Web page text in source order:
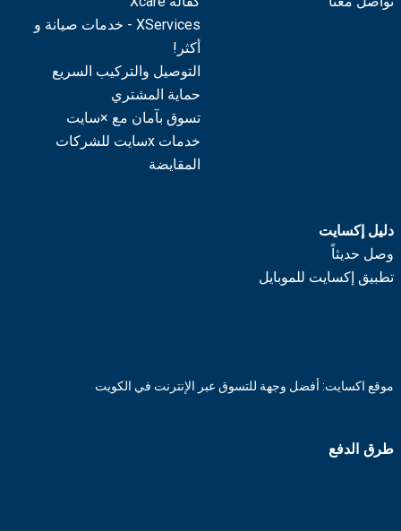
XServices - خدمات صيانة و
أكثر!
التوصيل والتركيب السريع
حماية المشتري
تسوق بآمان مع ×سايت
خدمات xسايت للشركات
المقايضة
دليل إكسايت
وصل حديثاً
تطبيق إكسايت للموبايل
موقع اكسايت: أفضل وجهة للتسوق عبر الإنترنت في الكويت
طرق الدفع